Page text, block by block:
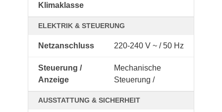
Klimaklasse
ELEKTRIK & STEUERUNG
Netzanschluss 220-240 V ~ / 50 Hz
Steuerung /
Anzeige
Mechanische
Steuerung /
AUSSTATTUNG & SICHERHEIT